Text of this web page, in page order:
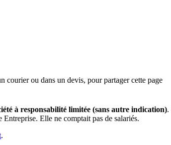
courier ou dans un devis, pour partager cette page
à responsabilité limitée (sans autre indication).
Entreprise. Elle ne comptait pas de salariés.
.